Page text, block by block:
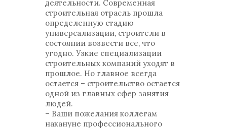
деятельности. Современная
строительная отрасль прошла
определенную стадию
универсализации, строители в
состоянии возвести все, что
угодно. Узкие специализации
строительных компаний уходят в
прошлое. Но главное всегда
остается – строительство остается
одной из главных сфер занятия
людей.
– Ваши пожелания коллегам
накануне профессионального